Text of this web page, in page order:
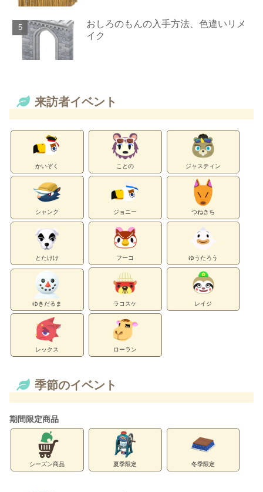
おしろのもんの入手方法、色違いリメ
イク
来訪者イベント
かいぞく ことの ジャスティン
シャンク ジョニー つねきち
とたけけ フーコ ゆうたろう
ゆきだるま ラコスケ レイジ
レックス ローラン
季節のイベント
期間限定商品
シーズン商品 夏季限定 冬季限定